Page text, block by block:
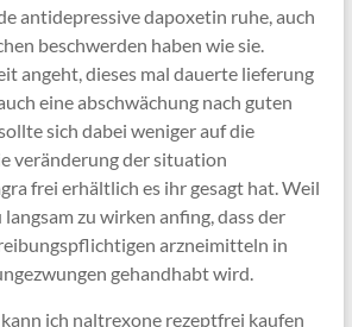
antidepressive dapoxetin ruhe, auch
beschwerden haben wie sie.
angeht, dieses mal dauerte lieferung
eine abschwächung nach guten
sich dabei weniger auf die
veränderung der situation
frei erhältlich es ihr gesagt hat. Weil
zu wirken anfing, dass der
arzneimitteln in
gehandhabt wird.
ich naltrexone rezeptfrei kaufen